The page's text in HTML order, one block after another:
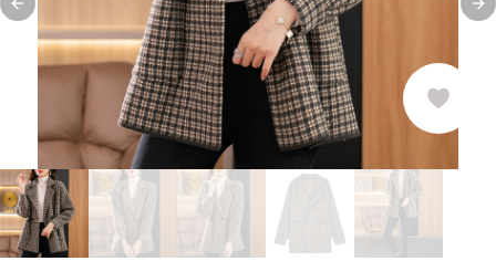
Previous slide